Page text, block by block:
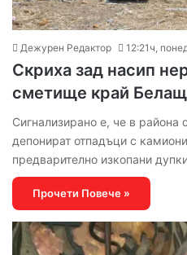
Дежурен Редактор 12:21ч,
Скриха зад насип
сметище край
Сигнализирано е, че в района
депонират отпадъци с
предварително изкопани
Прочети Повече »